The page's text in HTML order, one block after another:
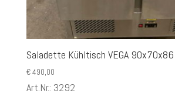
Saladette Kühltisch VEGA
€490,00
Art.Nr.: 3292